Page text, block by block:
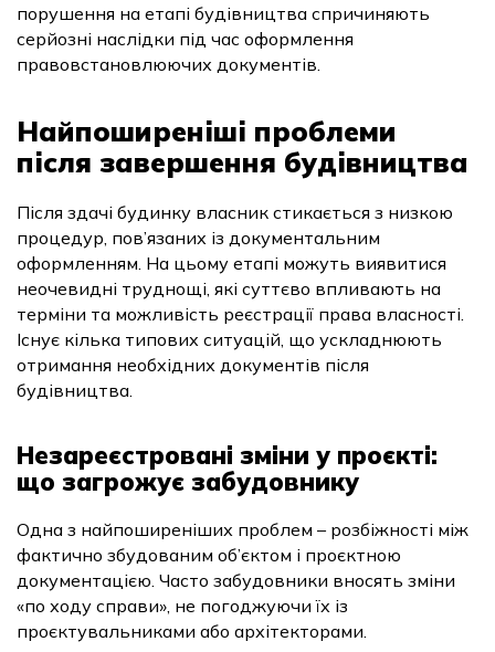
порушення на етапі будівництва спричиняють
серйозні наслідки під час оформлення
правовстановлюючих документів.
Найпоширеніші проблеми
після завершення будівництва
Після здачі будинку власник стикається з низкою
процедур, пов’язаних із документальним
оформленням. На цьому етапі можуть виявитися
неочевидні труднощі, які суттєво впливають на
терміни та можливість реєстрації права власності.
Існує кілька типових ситуацій, що ускладнюють
отримання необхідних документів після
будівництва.
Незареєстровані зміни у проєкті:
що загрожує забудовнику
Одна з найпоширеніших проблем – розбіжності між
фактично збудованим об’єктом і проєктною
документацією. Часто забудовники вносять зміни
«по ходу справи», не погоджуючи їх із
проєктувальниками або архітекторами.